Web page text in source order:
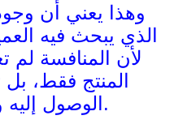
وهذا يعني أن
الذي يبحث فيه
لأن المنافسة
المنتج فقط،
الوصول إليه وإقناع العميل به.